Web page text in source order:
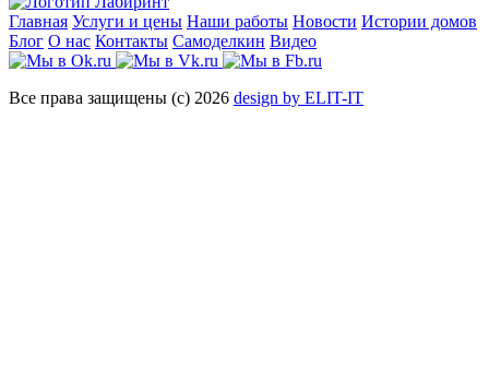
Главная Услуги и цены Наши работы Новости Истории домов
Блог О нас Контакты Самоделкин Видео
Все права защищены (с) 2026 design by ELIT-IT